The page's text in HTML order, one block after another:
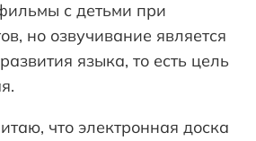
с детьми при
но озвучивание является
языка, то есть цель
что электронная доска